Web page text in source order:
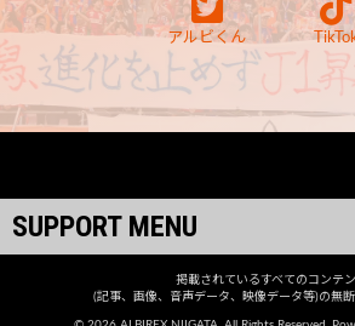
アルビくん
SUPPORT MENU
掲載されているすべてのコンテ
(記事、画像、音声データ、映像データ等)の無断